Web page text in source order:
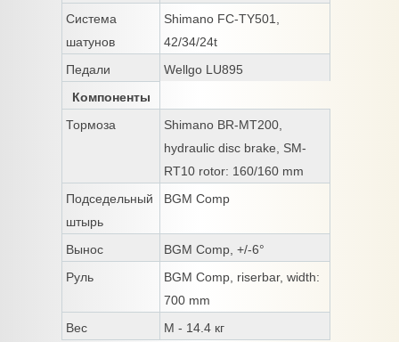
Система
шатунов
Shimano FC-TY501,
42/34/24t
Педали
Wellgo LU895
Компоненты
Тормоза
Shimano BR-MT200,
hydraulic disc brake, SM-
RT10 rotor: 160/160 mm
Подседельный
штырь
BGM Comp
Вынос
BGM Comp, +/-6°
Руль
BGM Comp, riserbar, width:
700 mm
Вес
М - 14.4 кг